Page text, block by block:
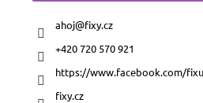
ahoj@fixy.cz
+420 720 570 921
https://www.facebook.com/
fixy.cz